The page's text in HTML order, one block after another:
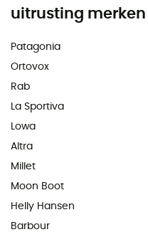
uitrusting merken
Patagonia
Ortovox
Rab
La Sportiva
Lowa
Altra
Millet
Moon Boot
Helly Hansen
Barbour